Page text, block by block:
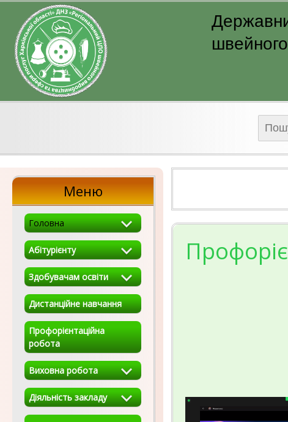
Меню
Головна
Абітурієнту
Здобувачам освіти
Дистанційне навчання
Профорієнтаційна
робота
Виховна робота
Діяльність закладу